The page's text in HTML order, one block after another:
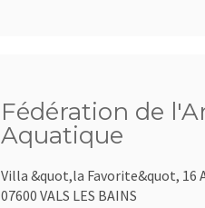
Fédération de
Aquatique
Villa &quot,la Favorite&quot, 16
07600 VALS LES BAINS